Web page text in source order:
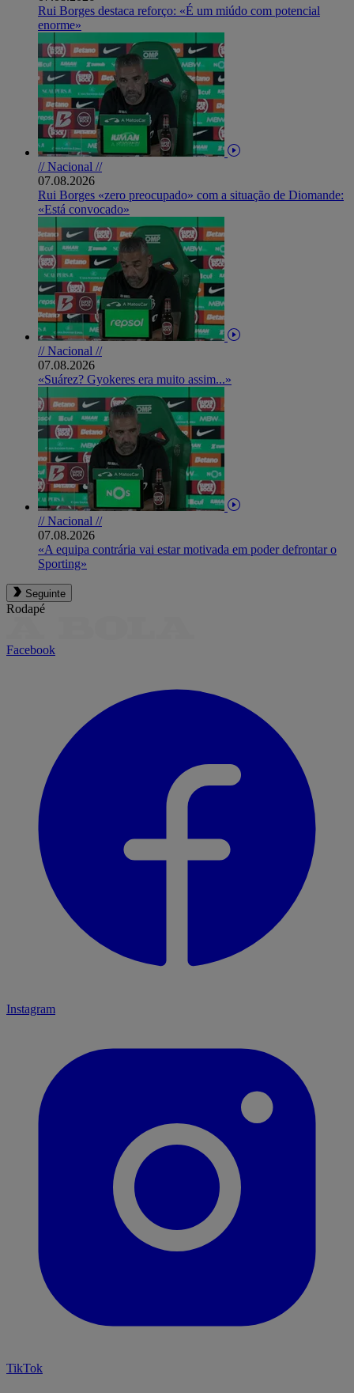
Rui Borges destaca reforço: «É um miúdo com potencial
enorme»
// Nacional //
07.08.2026
Rui Borges «zero preocupado» com a situação de Diomande:
«Está convocado»
// Nacional //
07.08.2026
«Suárez? Gyokeres era muito assim...»
// Nacional //
07.08.2026
«A equipa contrária vai estar motivada em poder defrontar o
Sporting»
Seguinte
Rodapé
Facebook
Instagram
TikTok